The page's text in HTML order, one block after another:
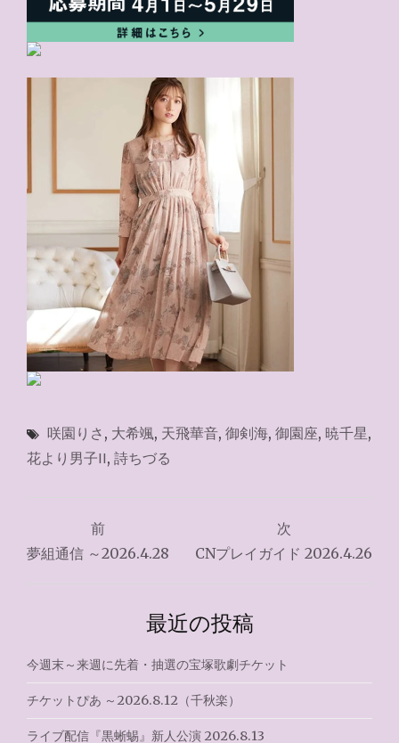
咲園りさ , 大希颯, 天飛華音, 御剣海, 御園座, 暁千星,
花より男子II, 詩ちづる
稿
ゲ
ー
シ
前
夢組通信 ～2026.4.28
次
CNプレイガイド 2026.4.26
最近の投稿
今週末～来週に先着・抽選の宝塚歌劇チケット
チケットぴあ ～2026.8.12（千秋楽）
ライブ配信『黒蜥蜴』新人公演 2026.8.13